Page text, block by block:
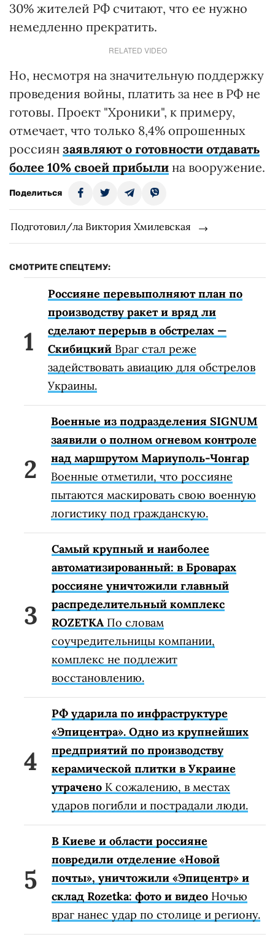
30% жителей РФ считают, что ее нужно
немедленно прекратить.
RELATED VIDEO
Но, несмотря на значительную поддержку
проведения войны, платить за нее в РФ не
готовы. Проект "Хроники", к примеру,
отмечает, что только 8,4% опрошенных
россиян заявляют о готовности отдавать
более 10% своей прибыли на вооружение.
Поделиться
Подготовил/ла Виктория Хмилевская
СМОТРИТЕ СПЕЦТЕМУ:
Россияне перевыполняют план по
производству ракет и вряд ли
сделают перерыв в обстрелах —
Скибицкий Враг стал реже
задействовать авиацию для обстрелов
Украины.
Военные из подразделения SIGNUM
заявили о полном огневом контроле
над маршрутом Мариуполь-Чонгар
Военные отметили, что россияне
пытаются маскировать свою военную
логистику под гражданскую.
Самый крупный и наиболее
автоматизированный: в Броварах
россияне уничтожили главный
распределительный комплекс
ROZETKA По словам
соучредительницы компании,
комплекс не подлежит
восстановлению.
РФ ударила по инфраструктуре
«Эпицентра». Одно из крупнейших
предприятий по производству
керамической плитки в Украине
утрачено К сожалению, в местах
ударов погибли и пострадали люди.
В Киеве и области россияне
повредили отделение «Новой
почты», уничтожили «Эпицентр» и
склад Rozetka: фото и видео Ночью
враг нанес удар по столице и региону.